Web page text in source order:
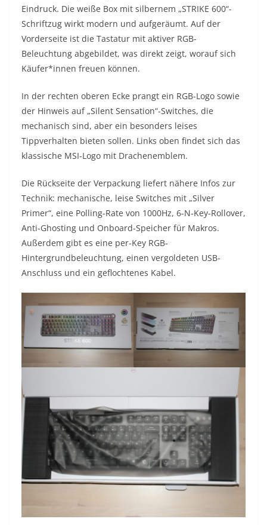
Eindruck. Die weiße Box mit silbernem „STRIKE 600“-
Schriftzug wirkt modern und aufgeräumt. Auf der
Vorderseite ist die Tastatur mit aktiver RGB-
Beleuchtung abgebildet, was direkt zeigt, worauf sich
Käufer*innen freuen können.
In der rechten oberen Ecke prangt ein RGB-Logo sowie
der Hinweis auf „Silent Sensation“-Switches, die
mechanisch sind, aber ein besonders leises
Tippverhalten bieten sollen. Links oben findet sich das
klassische MSI-Logo mit Drachenemblem.
Die Rückseite der Verpackung liefert nähere Infos zur
Technik: mechanische, leise Switches mit „Silver
Primer“, eine Polling-Rate von 1000Hz, 6-N-Key-Rollover,
Anti-Ghosting und Onboard-Speicher für Makros.
Außerdem gibt es eine per-Key RGB-
Hintergrundbeleuchtung, einen vergoldeten USB-
Anschluss und ein geflochtenes Kabel.